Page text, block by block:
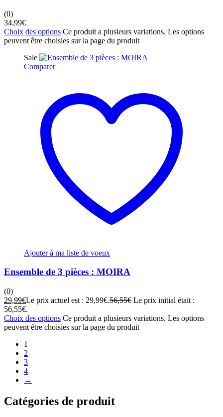
(0)
34,99€
Choix des options Ce produit a plusieurs variations. Les options
peuvent être choisies sur la page du produit
Sale
Comparer
Ajouter à ma liste de voeux
Ensemble de 3 pièces : MOIRA
(0)
29,99€Le prix actuel est : 29,99€.56,55€ Le prix initial était :
56,55€.
Choix des options Ce produit a plusieurs variations. Les options
peuvent être choisies sur la page du produit
1
2
3
4
→
Catégories de produit